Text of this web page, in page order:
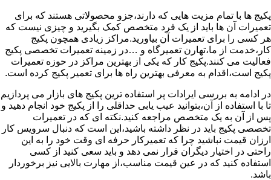
پکیج ها با تمام مزیت هایی که دارند،جزو محصولاتی هستند که برای
تعمیرات آن ها باید از یک فرد متخصص کمک بگیرید و چیزی نیست که
هر کسی را برای تعمیرات آن بیاورید.مراکز زیادی همچون پکیج
کار،خدمت از ما،تهارن تعمیرگاه و …در زمینه تعمیرات تخصصی پکیج
فعالیت می کنند.پکیج کار که یکی از بهترین مراکز در حوزه تعمیرات
پکیج است،اقدام به معرفی بهترین راه ها برای تعمیر پکیج کرده است.
در ادامه به بررسی ایرادات پر استفاده ترین پکیج های بازار می پردازیم
تا با استفاده از آن،بتوانید عیب یابی حداقلی را از پکیج خود انجام دهید و
پس از آن به یک متخصص مراجعه کنید.نکته ای که در تعمیرات
تخصصی پکیج باید در نظر داشته باشید،این است که دنبال سرویس کار
ارزان قیمت نباشید چرا که تعمیرکار حرفه ای وقت خود را به این
راحتی در اختیار دیگران قرار نمی دهد و باید سعی کنید از کسی
استفاده کنید که در عین قیمت مناسب،از مهارت بالایی نیز برخوردار
باشد.